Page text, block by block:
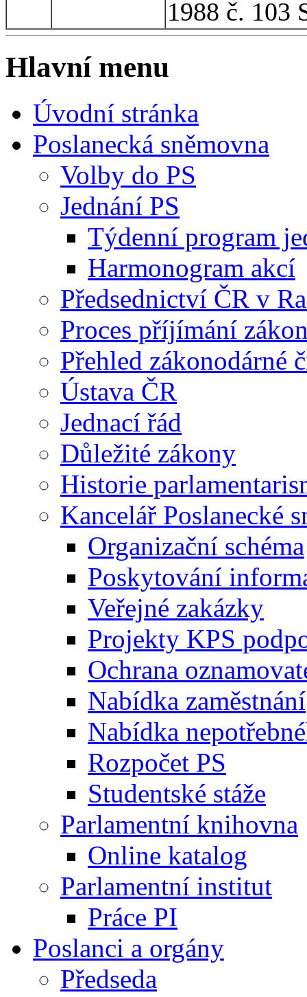
1988 č. 103
Hlavní menu
Úvodní stránka
Poslanecká sněmovna
Volby do PS
Jednání PS
Týdenní program
Harmonogram akcí
Předsednictví ČR v
Proces příjímání
Přehled zákonodárné
Ústava ČR
Jednací řád
Důležité zákony
Historie
Kancelář Poslanecké
Organizační schéma
Poskytování
Veřejné zakázky
Projekty KPS
Ochrana
Nabídka zaměstnání
Nabídka
Rozpočet PS
Studentské stáže
Parlamentní knihovna
Online katalog
Parlamentní institut
Práce PI
Poslanci a orgány
Předseda